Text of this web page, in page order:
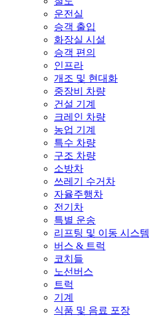
운전실
승객 출입
화장실 시설
승객 편의
인프라
개조 및 현대화
중장비 차량
건설 기계
크레인 차량
농업 기계
특수 차량
구조 차량
소방차
쓰레기 수거차
자율주행차
전기차
특별 운송
리프팅 및 이동 시스템
버스 & 트럭
코치들
노선버스
트럭
기계
식품 및 음료 포장